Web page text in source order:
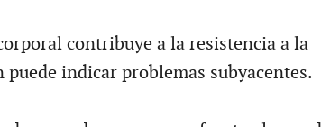
contribuye a la resistencia a la
indicar problemas subyacentes.